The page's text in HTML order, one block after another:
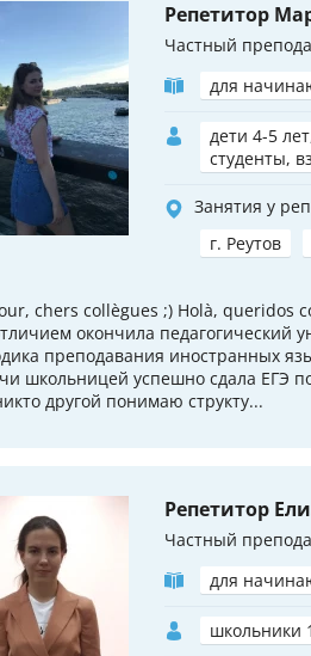
Репетитор
Частный
для
дети 4-5
студенты,
Занятия у
г. Реутов
chers collègues ;) Holà, queridos
окончила педагогический
преподавания иностранных
школьницей успешно сдала ЕГЭ
другой понимаю структу...
Репетитор
Частный
для
школьники